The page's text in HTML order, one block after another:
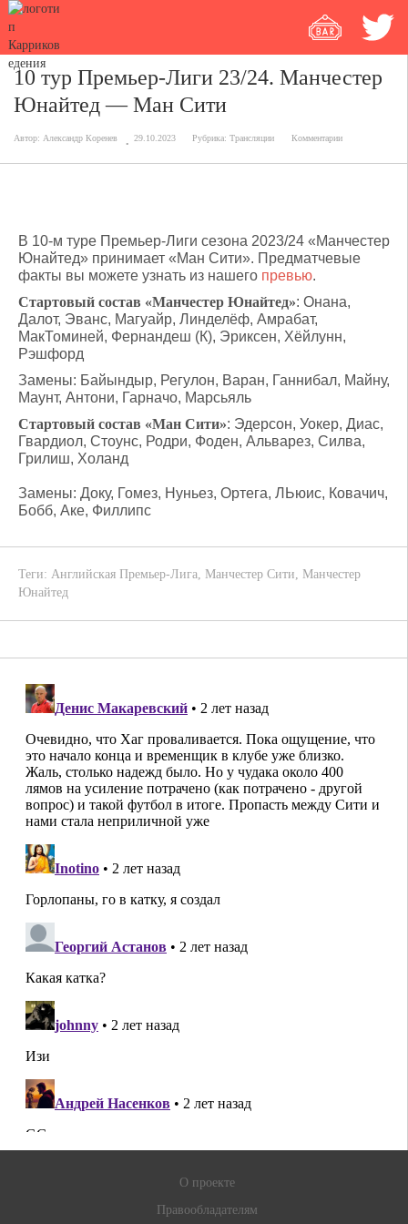
10 тур Премьер-Лиги 23/24. Манчестер
Юнайтед — Ман Сити
Автор: Александр Коренев 29.10.2023 Рубрика: Трансляции Комментарии
В 10-м туре Премьер-Лиги сезона 2023/24 «Манчестер
Юнайтед» принимает «Ман Сити». Предматчевые
факты вы можете узнать из нашего превью.
Стартовый состав «Манчестер Юнайтед»: Онана,
Далот, Эванс, Магуайр, Линделёф, Амрабат,
МакТоминей, Фернандеш (К), Эриксен, Хёйлунн,
Рэшфорд
Замены: Байындыр, Регулон, Варан, Ганнибал, Майну,
Маунт, Антони, Гарначо, Марсьяль
Стартовый состав «Ман Сити»: Эдерсон, Уокер, Диас,
Гвардиол, Стоунс, Родри, Фоден, Альварез, Силва,
Грилиш, Холанд
Замены: Доку, Гомез, Нуньез, Ортега, ЛЬюис, Ковачич,
Бобб, Аке, Филлипс
Теги: Английская Премьер-Лига, Манчестер Сити, Манчестер
Юнайтед
О проекте
Правообладателям